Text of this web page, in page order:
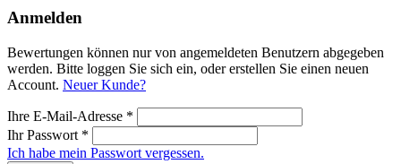
Anmelden
Bewertungen können nur von angemeldeten Benutzern abgegeben
werden. Bitte loggen Sie sich ein, oder erstellen Sie einen neuen
Account. Neuer Kunde?
Ihre E-Mail-Adresse *
Ihr Passwort *
Ich habe mein Passwort vergessen.